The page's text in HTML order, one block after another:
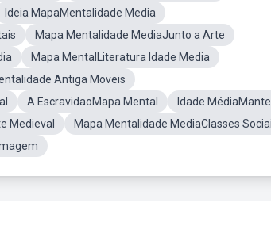
Ideia MapaMentalidade Media
Mapa Mentalidade MediaJunto a Arte
Mapa MentalLiteratura Idade Media
Antiga Moveis
A EscravidaoMapa Mental
Idade
Medieval
Mapa Mentalidade MediaClasses